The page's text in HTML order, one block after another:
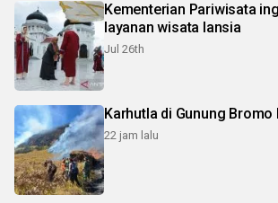
Kementerian Pariwisata
layanan wisata lansia
Jul 26th
Karhutla di Gunung Bromo
22 jam lalu